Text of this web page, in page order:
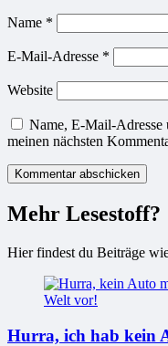
Name *
E-Mail-Adresse *
Website
Name, E-Mail-Adresse
meinen nächsten
Mehr Lesestoff?
Hier findest du Beiträge
Hurra, ich hab kein